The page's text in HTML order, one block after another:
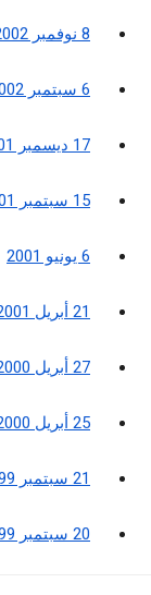
8 نوفمبر 2002
6 سبتمبر 2002
17 ديسمبر 2001
15 سبتمبر 2001
6 يونيو 2001
21 أبريل 2001
27 أبريل 2000
25 أبريل 2000
21 سبتمبر 1999
20 سبتمبر 1999